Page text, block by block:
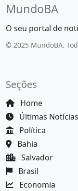
MundoBA
O seu portal de
© 2025 MundoBA.
Seções
Home
Últimas Notícias
Política
Bahia
Salvador
Brasil
Economia